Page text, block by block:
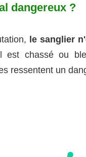
dangereux ?
le sanglier
chassé ou
ressentent un